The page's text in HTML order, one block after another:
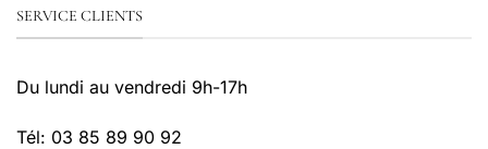
SERVICE CLIENTS
Du lundi au vendredi 9h-17h
Tél: 03 85 89 90 92